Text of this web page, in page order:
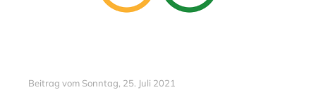
Beitrag vom Sonntag, 25. Juli 2021